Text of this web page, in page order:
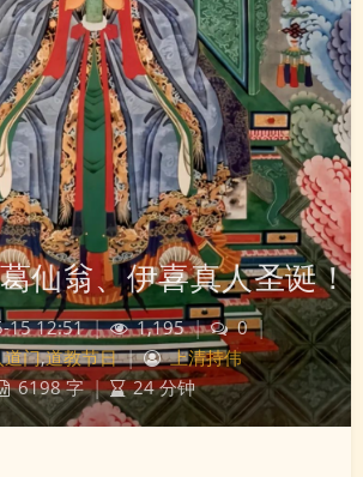
仙翁、伊喜真人圣诞！
15 12:51 | 1,195 | 0 |
门,道教节日 |
上清持伟
6198 字 | 24 分钟